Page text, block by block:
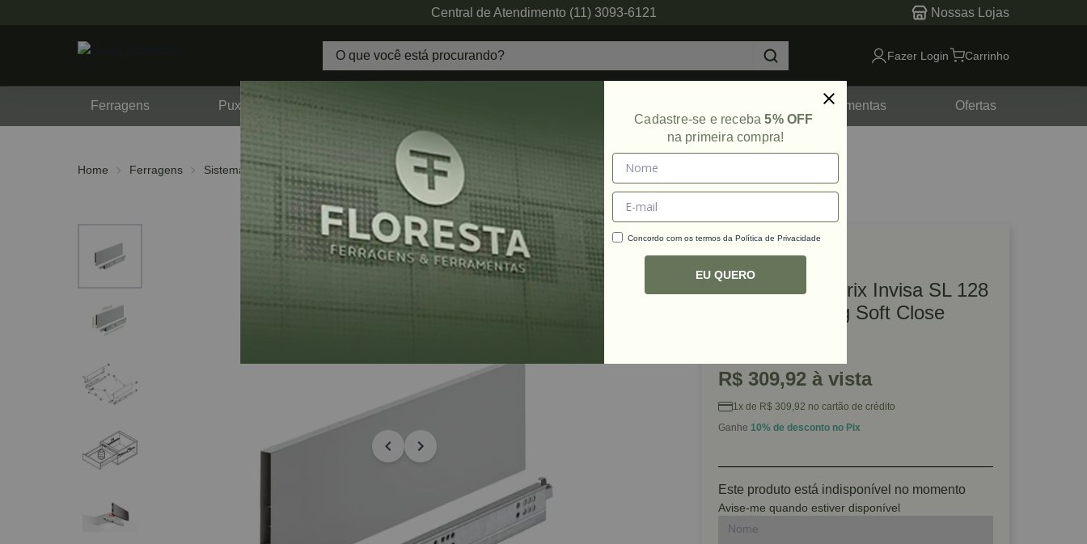
Central de Atendimento (11) 3093-6121 Nossas Lojas
Fazer Login Carrinho
Ferragens Puxadores Ferramentas Ofertas
Home Ferragens Sistemas de Gavetas
Ref: 58324
Kit Gaveta Matrix Invisa SL 128
x 400mm 30 kg Soft Close
R$ 309,92 à vista
1x de R$ 309,92 no cartão de crédito
Ganhe 10% de desconto no Pix
Este produto está indisponível no momento
Avise-me quando estiver disponível
Cadastre-se e receba5% OFF
na primeira compra!
Concordo com os termos da Política de Privacidade
EU QUERO